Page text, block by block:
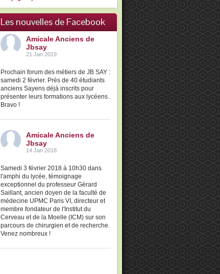
Les nouvelles de Facebook
Amicale Anciens de
Jbsay
21 Jan 2019
Prochain forum des métiers de JB SAY :
samedi 2 février. Près de 40 étudiants
anciens Sayens déjà inscrits pour
présenter leurs formations aux lycéens .
Bravo !
Amicale Anciens de
Jbsay
14 Jan 2018
Samedi 3 février 2018 à 10h30 dans
l'amphi du lycée, témoignage
exceptionnel du professeur Gérard
Saillant, ancien doyen de la faculté de
médecine UPMC Paris VI, directeur et
membre fondateur de l'Institut du
Cerveau et de la Moelle (ICM) sur son
parcours de chirurgien et de recherche.
Venez nombreux !